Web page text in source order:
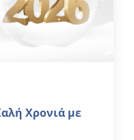
Χρονιά με